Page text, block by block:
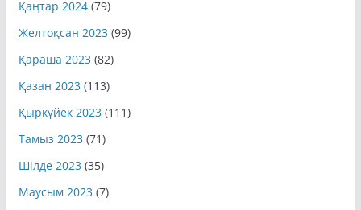
Қаңтар 2024(79)
Желтоқсан 2023 (99)
Қараша 2023 (82)
Қазан 2023 (113)
Қыркүйек 2023 (111)
Тамыз 2023 (71)
Шілде 2023 (35)
Маусым 2023 (7)